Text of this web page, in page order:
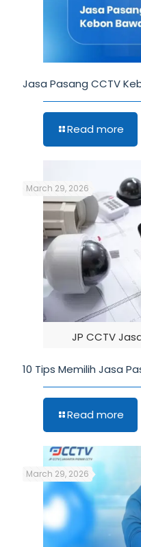
Jasa Pasang CCTV
Read more
JP CCTV
March 29, 2026
10 Tips Memilih Jasa
Read more
March 29, 2026